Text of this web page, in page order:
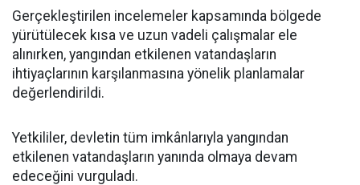
Gerçekleştirilen incelemeler kapsamında bölgede
yürütülecek kısa ve uzun vadeli çalışmalar ele
alınırken, yangından etkilenen vatandaşların
ihtiyaçlarının karşılanmasına yönelik planlamalar
değerlendirildi.
Yetkililer, devletin tüm imkânlarıyla yangından
etkilenen vatandaşların yanında olmaya devam
edeceğini vurguladı.